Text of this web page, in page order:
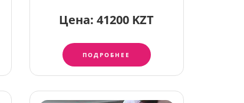
Цена:41200 KZT
ПОДРОБНЕЕ